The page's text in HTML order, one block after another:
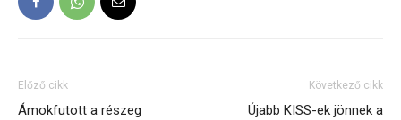
Előző cikk
Ámokfutott a részeg
Következő cikk
Újabb KISS-ek jönnek a